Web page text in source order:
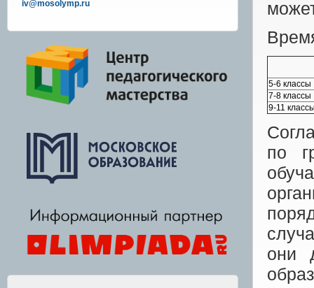
iv@mosolymp.ru
5-6 классы
7-8 классы
9-11
по
они